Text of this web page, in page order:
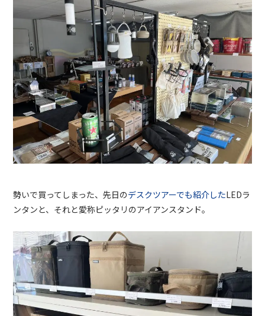
勢いで買ってしまった、先日のデスクツアーでも紹介したLEDラ
ンタンと、それと愛称ピッタリのアイアンスタンド。